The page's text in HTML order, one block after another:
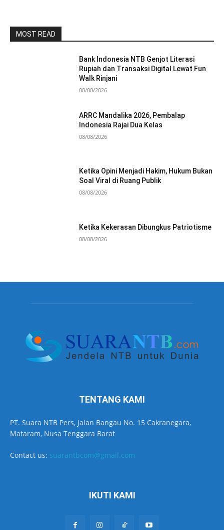
MOST READ
Bank Indonesia NTB Genjot Literasi
Rupiah dan Transaksi Digital Lewat Fun
Walk Rinjani
08/08/2026
ARRC Mandalika 2026, Pembalap
Indonesia Rajai Dua Kelas
08/08/2026
Ketika Opini Menjadi Hakim, Hukum Bukan
Soal Viral di Ruang Publik
08/08/2026
Ketika Kekerasan Dibungkus Patriotisme
08/08/2026
TENTANG KAMI
PT. Suara NTB Pers, Jalan Bangau No. 15 Cakranegara,
Mataram, Nusa Tenggara Barat
Contact us: suarantbcom@gmail.com
IKUTI KAMI